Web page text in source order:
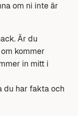
om ni inte är
Är du
kommer
in mitt i
du har fakta och